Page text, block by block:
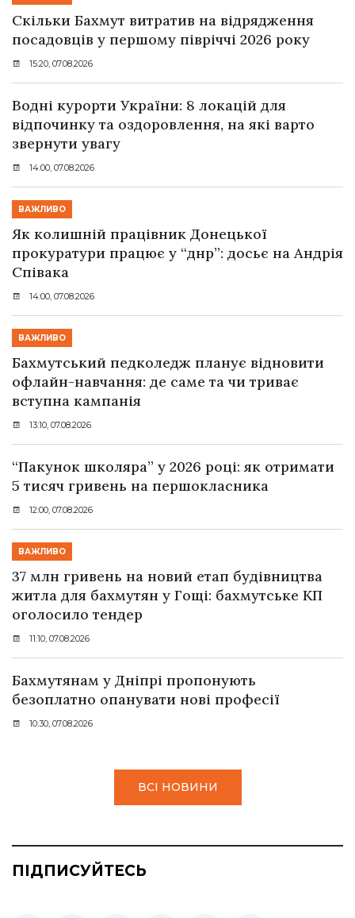
Скільки Бахмут витратив на відрядження
посадовців у першому півріччі 2026 року
15:20, 07.08.2026
Водні курорти України: 8 локацій для
відпочинку та оздоровлення, на які варто
звернути увагу
14:00, 07.08.2026
ВАЖЛИВО
Як колишній працівник Донецької
прокуратури працює у “днр”: досьє на Андрія
Співака
14:00, 07.08.2026
ВАЖЛИВО
Бахмутський педколедж планує відновити
офлайн-навчання: де саме та чи триває
вступна кампанія
13:10, 07.08.2026
“Пакунок школяра” у 2026 році: як отримати
5 тисяч гривень на першокласника
12:00, 07.08.2026
ВАЖЛИВО
37 млн гривень на новий етап будівництва
житла для бахмутян у Гощі: бахмутське КП
оголосило тендер
11:10, 07.08.2026
Бахмутянам у Дніпрі пропонують
безоплатно опанувати нові професії
10:30, 07.08.2026
ВСІ НОВИНИ
ПІДПИСУЙТЕСЬ